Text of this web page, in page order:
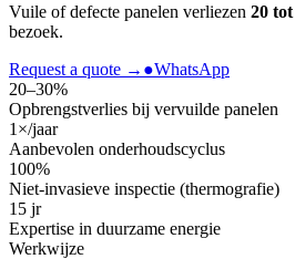
Vuile of defecte panelen verliezen 20
bezoek.
Request a quote → ●WhatsApp
20–30%
Opbrengstverlies bij vervuilde panelen
1×/jaar
Aanbevolen onderhoudscyclus
100%
Niet-invasieve inspectie (thermografie)
15 jr
Expertise in duurzame energie
Werkwijze